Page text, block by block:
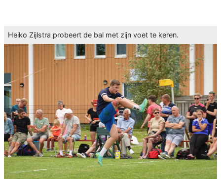
Heiko Zijlstra probeert de bal met zijn voet te keren.